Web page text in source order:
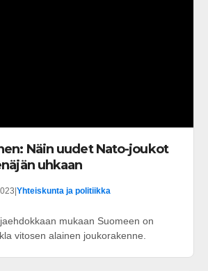
Näin uudet Nato-joukot
uhkaan
|Yhteiskunta ja politiikka
mukaan Suomeen on
vitosen alainen joukorakenne.